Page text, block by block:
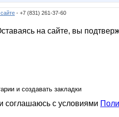
- +7 (831) 261-37-60
на сайте, вы
и создавать закладки
и соглашаюсь с условиями